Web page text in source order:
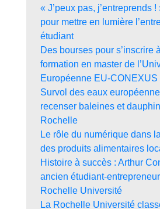
« J’peux pas, j’entreprends
pour mettre en lumière
étudiant
Des bourses pour s’inscrire
formation en master de
Européenne EU-CONEXUS
Survol des eaux
recenser baleines et
Rochelle
Le rôle du numérique dans
des produits alimentaires
Histoire à succès : Arthur
ancien étudiant-
Rochelle Université
La Rochelle Université